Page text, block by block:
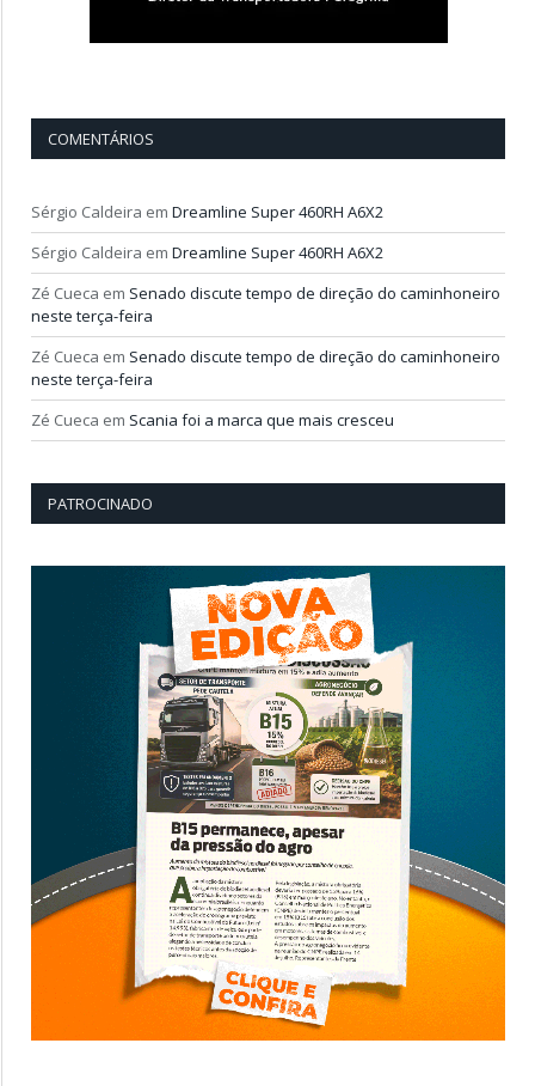
COMENTÁRIOS
Sérgio Caldeira em Dreamline Super 460RH A6X2
Sérgio Caldeira em Dreamline Super 460RH A6X2
Zé Cueca em Senado discute tempo de direção do caminhoneiro
neste terça-feira
Zé Cueca em Senado discute tempo de direção do caminhoneiro
neste terça-feira
Zé Cueca em Scania foi a marca que mais cresceu
PATROCINADO